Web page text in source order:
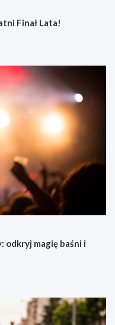
Finał Lata!
odkryj magię baśni i